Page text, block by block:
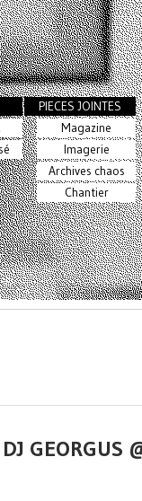
PIECES JOINTES
Magazine
Imagerie
Archives chaos
Chantier
GEORGUS